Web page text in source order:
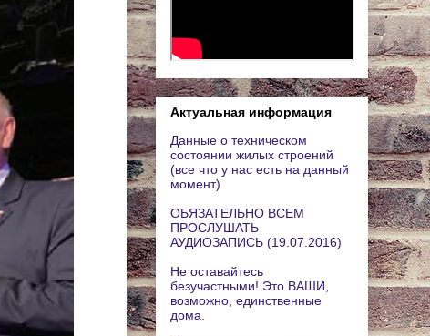
Актуальная информация
Данные о техническом
состоянии жилых строений
(все что у нас есть на данный
момент)
ОБЯЗАТЕЛЬНО ВСЕМ
ПРОСЛУШАТЬ
АУДИОЗАПИСЬ (19.07.2016)
Не оставайтесь
безучастными! Это ВАШИ,
возможно, единственные
дома.